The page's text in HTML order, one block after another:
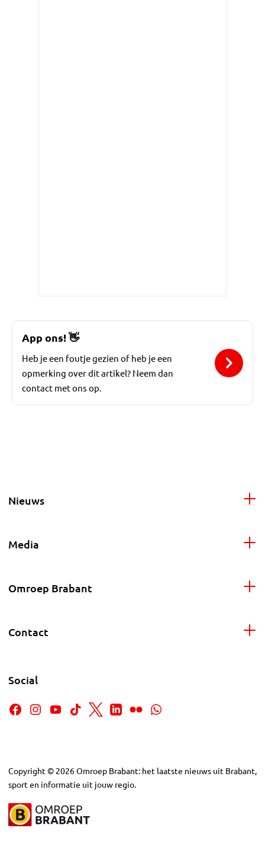
App ons!👋
Heb je een foutje gezien of heb je een
opmerking over dit artikel? Neem dan
contact met ons op.
Nieuws
Media
Omroep Brabant
Contact
Social
Copyright © 2026Omroep Brabant: het laatste nieuws uit Brabant,
sport en informatie uit jouw regio.